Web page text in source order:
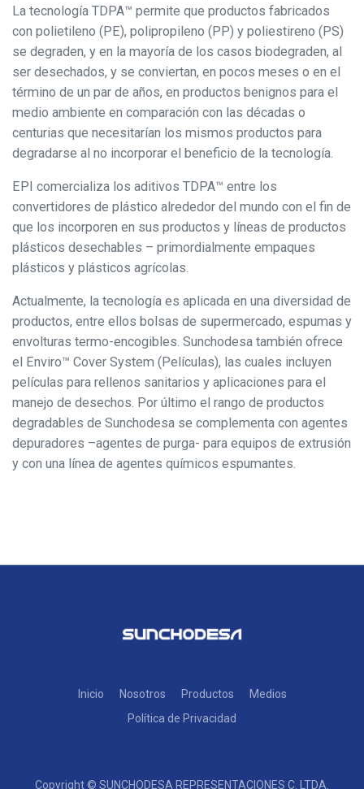
La tecnología TDPA™ permite que productos fabricados
con polietileno (PE), polipropileno (PP) y poliestireno (PS)
se degraden, y en la mayoría de los casos biodegraden, al
ser desechados, y se conviertan, en pocos meses o en el
término de un par de años, en productos benignos para el
medio ambiente en comparación con las décadas o
centurias que necesitarían los mismos productos para
degradarse al no incorporar el beneficio de la tecnología.
EPI comercializa los aditivos TDPA™ entre los
convertidores de plástico alrededor del mundo con el fin de
que los incorporen en sus productos y líneas de productos
plásticos desechables – primordialmente empaques
plásticos y plásticos agrícolas.
Actualmente, la tecnología es aplicada en una diversidad de
productos, entre ellos bolsas de supermercado, espumas y
envolturas termo-encogibles. Sunchodesa también ofrece
el Enviro™ Cover System (Películas), las cuales incluyen
películas para rellenos sanitarios y aplicaciones para el
manejo de desechos. Por último el rango de productos
degradables de Sunchodesa se complementa con agentes
depuradores –agentes de purga- para equipos de extrusión
y con una línea de agentes químicos espumantes.
Inicio Nosotros Productos
Medios
Política de Privacidad
Copyright © SUNCHODESA REPRESENTACIONES C. LTDA.